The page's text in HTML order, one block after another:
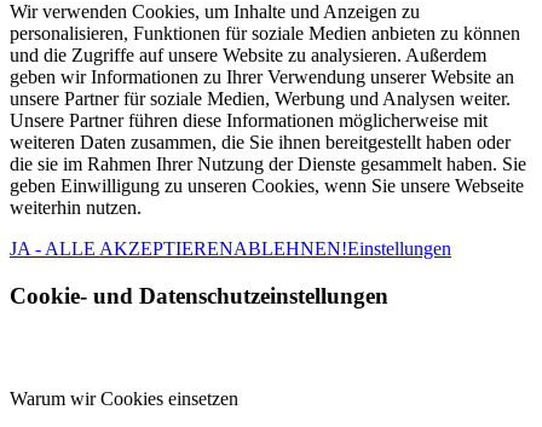
Wir verwenden Cookies, um Inhalte und Anzeigen zu
personalisieren, Funktionen für soziale Medien anbieten zu können
und die Zugriffe auf unsere Website zu analysieren. Außerdem
geben wir Informationen zu Ihrer Verwendung unserer Website an
unsere Partner für soziale Medien, Werbung und Analysen weiter.
Unsere Partner führen diese Informationen möglicherweise mit
weiteren Daten zusammen, die Sie ihnen bereitgestellt haben oder
die sie im Rahmen Ihrer Nutzung der Dienste gesammelt haben. Sie
geben Einwilligung zu unseren Cookies, wenn Sie unsere Webseite
weiterhin nutzen.
JA - ALLE AKZEPTIERENABLEHNEN!Einstellungen
Cookie- und Datenschutzeinstellungen
Warum wir Cookies einsetzen